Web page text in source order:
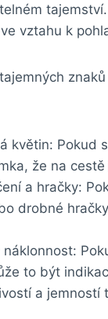
vztahu k
květin: Pokud
že na
a hračky:
drobné
to⁢ být
a jemností⁤